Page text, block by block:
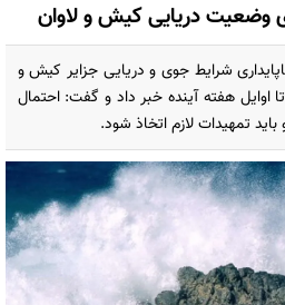
وضعیت دریایی کیش و لاوان
شرایط جوی و دریایی جزایر کیش و
فردا چهارشنبه ۲۳ آبان تا اوایل هفته آینده خبر داد و گفت: احتمال
تمهیدات لازم اتخاذ شود.